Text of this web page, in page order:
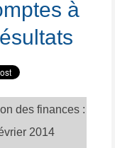
à
des finances :
2014